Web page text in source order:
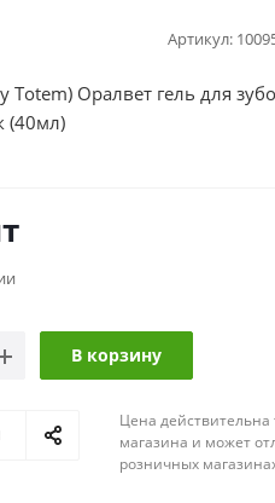
Артикул:
Totem) Оралвет гель для
(40мл)
В корзину
Цена действительна
магазина и может
розничных